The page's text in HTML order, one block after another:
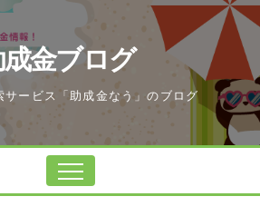
金ブログ
サービス「助成金なう」のブログ